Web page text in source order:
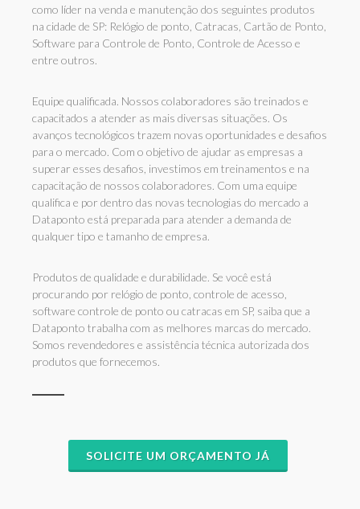
como líder na venda e manutenção dos seguintes produtos
na cidade de SP: Relógio de ponto, Catracas, Cartão de Ponto,
Software para Controle de Ponto, Controle de Acesso e
entre outros.
Equipe qualificada. Nossos colaboradores são treinados e
capacitados a atender as mais diversas situações. Os
avanços tecnológicos trazem novas oportunidades e desafios
para o mercado. Com o objetivo de ajudar as empresas a
superar esses desafios, investimos em treinamentos e na
capacitação de nossos colaboradores. Com uma equipe
qualifica e por dentro das novas tecnologias do mercado a
Dataponto está preparada para atender a demanda de
qualquer tipo e tamanho de empresa.
Produtos de qualidade e durabilidade. Se você está
procurando por relógio de ponto, controle de acesso,
software controle de ponto ou catracas em SP, saiba que a
Dataponto trabalha com as melhores marcas do mercado.
Somos revendedores e assistência técnica autorizada dos
produtos que fornecemos.
SOLICITE UM ORÇAMENTO JÁ